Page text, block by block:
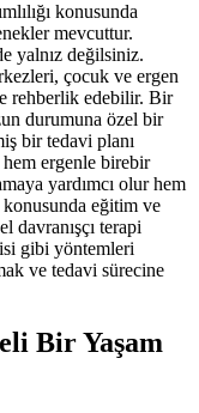
konusunda
mevcuttur.
yalnız değilsiniz.
çocuk ve ergen
rehberlik edebilir. Bir
durumuna özel bir
bir tedavi planı
hem ergenle birebir
yardımcı olur hem
konusunda eğitim ve
davranışçı terapi
gibi yöntemleri
ve tedavi sürecine
Bir Yaşam